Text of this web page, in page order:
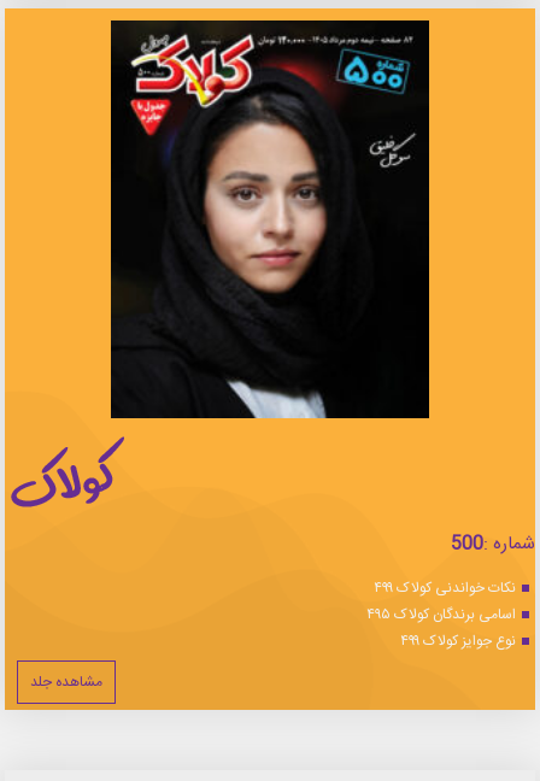
شماره :500
نکات خواندنی کولاک ۴۹۹
اسامی برندگان کولاک ۴۹۵
نوع جوایز کولاک ۴۹۹
مشاهده جلد